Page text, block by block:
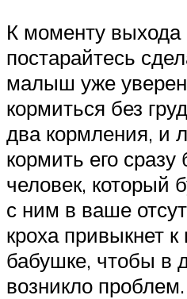
К моменту выхода
постарайтесь
малыш уже
кормиться без
два кормления, и
кормить его сразу
человек, который
с ним в ваше
кроха привыкнет
бабушке, чтобы в
возникло проблем.